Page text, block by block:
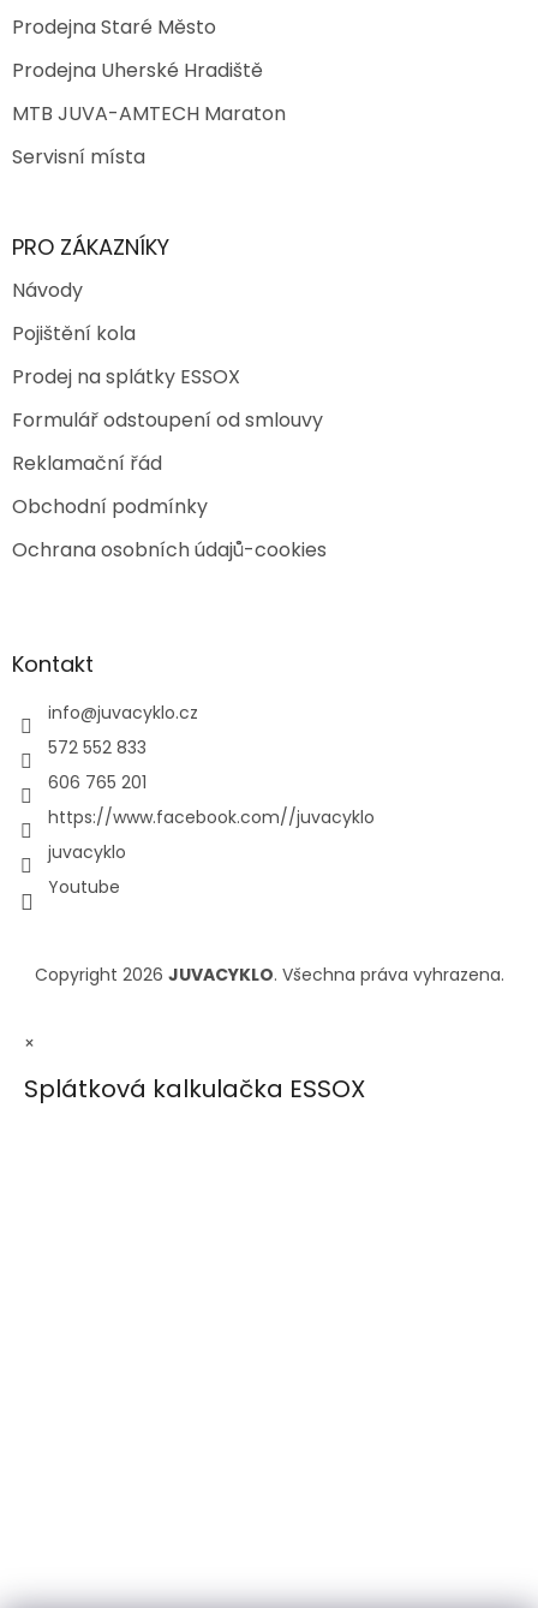
Prodejna Staré Město
Prodejna Uherské Hradiště
MTB JUVA-AMTECH Maraton
Servisní místa
PRO ZÁKAZNÍKY
Návody
Pojištění kola
Prodej na splátky ESSOX
Formulář odstoupení od smlouvy
Reklamační řád
Obchodní podmínky
Ochrana osobních údajů-cookies
Kontakt
info@juvacyklo.cz
572 552 833
606 765 201
https://www.facebook.com//juvacyklo
juvacyklo
Youtube
Copyright 2026 JUVACYKLO. Všechna práva vyhrazena.
×
Splátková kalkulačka ESSOX